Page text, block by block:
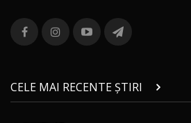
13
combină aventura cu
36:08
chinez care face
/ AutoBlog.MD
17:27
CELE MAI RECENTE ȘTIRI